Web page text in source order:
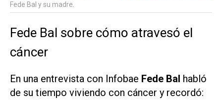
Fede Bal y su madre.
Fede Bal sobre cómo atravesó el
cáncer
En una entrevista con Infobae Fede Bal habló
de su tiempo viviendo con cáncer y recordó: